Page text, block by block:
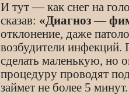
И тут — как снег на
сказав: «Диагноз —
отклонение, даже
возбудители инфекций.
сделать маленькую, но
процедуру проводят
займет не более 5